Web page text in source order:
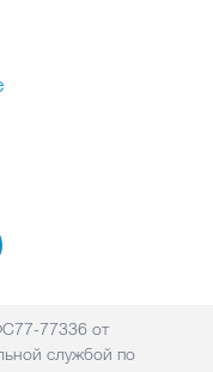
77336 от
службой по